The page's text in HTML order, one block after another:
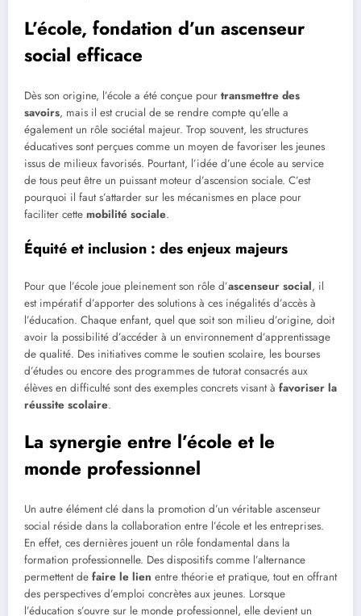
L’école, fondation d’un ascenseur
social efficace
Dès son origine, l’école a été conçue pour transmettre des
savoirs, mais il est crucial de se rendre compte qu’elle a
également un rôle sociétal majeur. Trop souvent, les structures
éducatives sont perçues comme un moyen de favoriser les jeunes
issus de milieux favorisés. Pourtant, l’idée d’une école au service
de tous peut être un puissant moteur d’ascension sociale. C’est
pourquoi il faut s’attarder sur les mécanismes en place pour
faciliter cette mobilité sociale.
Équité et inclusion : des enjeux majeurs
Pour que l’école joue pleinement son rôle d’ascenseur social, il
est impératif d’apporter des solutions à ces inégalités d’accès à
l’éducation. Chaque enfant, quel que soit son milieu d’origine, doit
avoir la possibilité d’accéder à un environnement d’apprentissage
de qualité. Des initiatives comme le soutien scolaire, les bourses
d’études ou encore des programmes de tutorat consacrés aux
élèves en difficulté sont des exemples concrets visant à favoriser la
réussite scolaire.
La synergie entre l’école et le
monde professionnel
Un autre élément clé dans la promotion d’un véritable ascenseur
social réside dans la collaboration entre l’école et les entreprises.
En effet, ces dernières jouent un rôle fondamental dans la
formation professionnelle. Des dispositifs comme l’alternance
permettent de faire le lien entre théorie et pratique, tout en offrant
des perspectives d’emploi concrètes aux jeunes. Lorsque
l’éducation s’ouvre sur le monde professionnel, elle devient un